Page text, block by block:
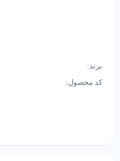
برند:
کد محصول: